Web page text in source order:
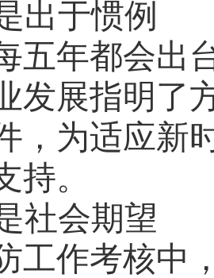
出于惯例
五年都会出
发展指明了
，为适应新
持。
社会期望
工作考核中